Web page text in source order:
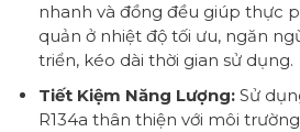
nhanh và đồng đều giúp thực
quản ở nhiệt độ tối ưu, ngăn
triển, kéo dài thời gian sử dụng.
Tiết Kiệm Năng Lượng:Sử
R134a thân thiện với môi